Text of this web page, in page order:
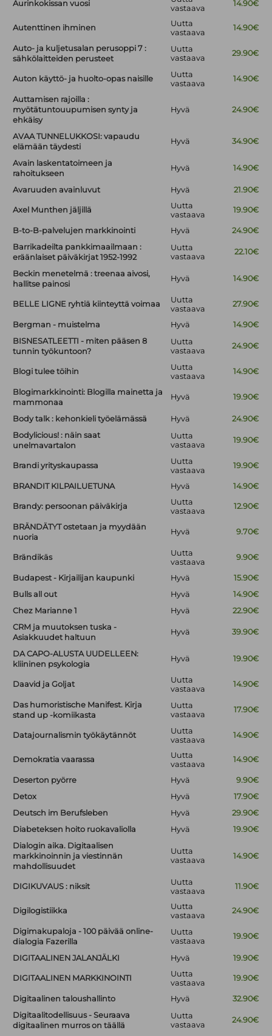
Aurinkokissan vuosi
vastaava
14.90€
Autenttinen ihminen
Uutta
vastaava
14.90€
Auto- ja kuljetusalan perusoppi 7 :
sähkölaitteiden perusteet
Uutta
vastaava
29.90€
Auton käyttö- ja huolto-opas naisille
Uutta
vastaava
14.90€
Auttamisen rajoilla :
myötätuntouupumisen synty ja
ehkäisy
Hyvä 24.90€
AVAA TUNNELUKKOSI: vapaudu
elämään täydesti
Hyvä 34.90€
Avain laskentatoimeen ja
rahoitukseen
Hyvä 14.90€
Avaruuden avainluvut Hyvä 21.90€
Axel Munthen jäljillä
Uutta
vastaava
19.90€
B-to-B-palvelujen markkinointi Hyvä
24.90€
Barrikadeilta pankkimaailmaan :
eräänlaiset päiväkirjat 1952-1992
Uutta
vastaava
22.10€
Beckin menetelmä : treenaa aivosi,
hallitse painosi
Hyvä 14.90€
BELLE LIGNE ryhtiä kiinteyttä voimaa
Uutta
vastaava
27.90€
Bergman - muistelma Hyvä
14.90€
BISNESATLEETTI - miten pääsen 8
tunnin työkuntoon?
Uutta
vastaava
24.90€
Blogi tulee töihin
Uutta
vastaava
14.90€
Blogimarkkinointi: Blogilla mainetta ja
mammonaa
Hyvä 19.90€
Body talk : kehonkieli työelämässä Hyvä
24.90€
Bodylicious! : näin saat
unelmavartalon
Uutta
vastaava
19.90€
Brandi yrityskaupassa
Uutta
vastaava
19.90€
BRANDIT KILPAILUETUNA Hyvä 14.90€
Brandy: persoonan päiväkirja
Uutta
vastaava
12.90€
BRÄNDÄTYT ostetaan ja myydään
nuoria
Hyvä 9.70€
Brändikäs
Uutta
vastaava
9.90€
Budapest - Kirjailijan kaupunki Hyvä
15.90€
Bulls all out
Hyvä
14.90€
Chez Marianne 1
Hyvä
22.90€
CRM ja muutoksen tuska -
Asiakkuudet haltuun
Hyvä 39.90€
DA CAPO-ALUSTA UUDELLEEN:
kliininen psykologia
Hyvä 19.90€
Daavid ja Goljat
Uutta
vastaava
14.90€
Das humoristische Manifest. Kirja
stand up -komiikasta
Uutta
vastaava
17.90€
Datajournalismin työkäytännöt
Uutta
vastaava
14.90€
Demokratia vaarassa
Uutta
vastaava
14.90€
Deserton pyörre Hyvä
9.90€
Detox
Hyvä
17.90€
Deutsch im Berufsleben
Hyvä
29.90€
Diabeteksen hoito ruokavaliolla
Hyvä
19.90€
Dialogin aika. Digitaalisen
markkinoinnin ja viestinnän
mahdollisuudet
Uutta
vastaava
14.90€
DIGIKUVAUS : niksit
Uutta
vastaava
11.90€
Digilogistiikka
Uutta
vastaava
24.90€
Digimakupaloja - 100 päivää online-
dialogia Fazerilla
Uutta
vastaava
19.90€
DIGITAALINEN JALANJÄLKI Hyvä 19.90€
DIGITAALINEN MARKKINOINTI
Uutta
vastaava
19.90€
Digitaalinen taloushallinto Hyvä
32.90€
Digitaalitodellisuus - Seuraava
digitaalinen murros on täällä
Uutta
vastaava
24.90€